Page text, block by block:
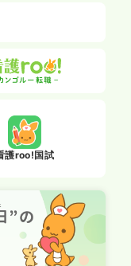
護roo!国試